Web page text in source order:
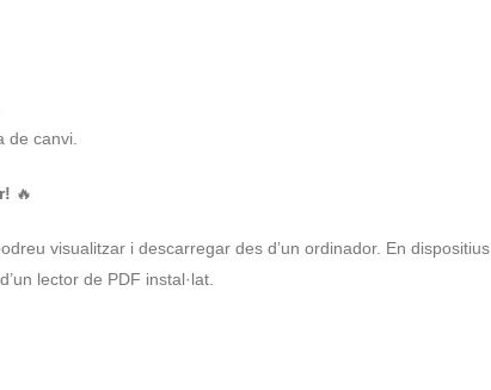
de canvi.
🔥
visualitzar i descarregar des d’un ordinador. En dispositius
lector de PDF instal·lat.